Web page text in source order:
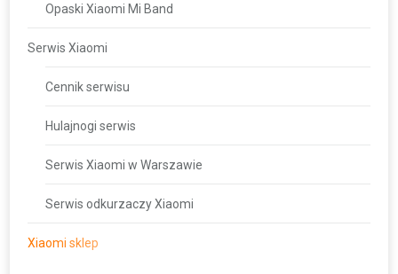
Opaski Xiaomi Mi Band
Serwis Xiaomi
Cennik serwisu
Hulajnogi serwis
Serwis Xiaomi w Warszawie
Serwis odkurzaczy Xiaomi
Xiaomi sklep